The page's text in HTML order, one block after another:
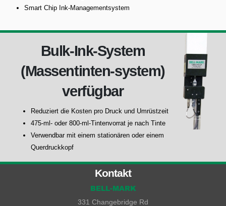
Smart Chip Ink-Managementsystem
Bulk-Ink-System
(Massentinten-system)
verfügbar
Reduziert die Kosten pro Druck und Umrüstzeit
475-ml- oder 800-ml-Tintenvorrat je nach Tinte
Verwendbar mit einem stationären oder einem
Querdruckkopf
Kontakt
BELL-MARK
331 Changebridge Rd